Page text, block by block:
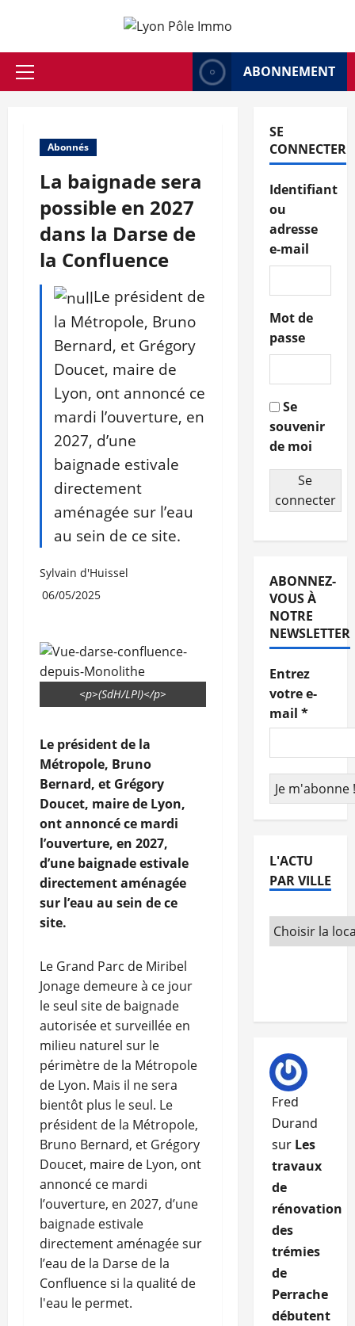
contenu
Menu
ABONNEMENT
Abonnés
La baignade sera
possible en 2027
dans la Darse de
la Confluence
Le président de
la Métropole, Bruno
Bernard, et Grégory
Doucet, maire de
Lyon, ont annoncé ce
mardi l’ouverture, en
2027, d’une
baignade estivale
directement
aménagée sur l’eau
au sein de ce site.
Sylvain d'Huissel
06/05/2025
<p>(SdH/LPI)</p>
Le président de la
Métropole, Bruno
Bernard, et Grégory
Doucet, maire de Lyon,
ont annoncé ce mardi
l’ouverture, en 2027,
d’une baignade estivale
directement aménagée
sur l’eau au sein de ce
site.
Le Grand Parc de Miribel
Jonage demeure à ce jour
le seul site de baignade
autorisée et surveillée en
milieu naturel sur le
périmètre de la Métropole
de Lyon. Mais il ne sera
bientôt plus le seul. Le
président de la Métropole,
Bruno Bernard, et Grégory
Doucet, maire de Lyon, ont
annoncé ce mardi
l’ouverture, en 2027, d’une
baignade estivale
directement aménagée sur
l’eau de la Darse de la
Confluence si la qualité de
l'eau le permet.
SE
CONNECTER
Identifiant
ou
adresse
e-mail
Mot de
passe
Se
souvenir
de moi
Se
connecter
ABONNEZ-
VOUS À
NOTRE
NEWSLETTER
Entrez
votre e-
mail *
L'ACTU
PAR VILLE
Fred
Durand
sur Les
travaux
de
rénovation
des
trémies
de
Perrache
débutent